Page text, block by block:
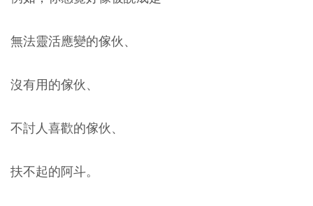
無法靈活應變的傢伙、
沒有用的傢伙、
不討人喜歡的傢伙、
扶不起的阿斗。